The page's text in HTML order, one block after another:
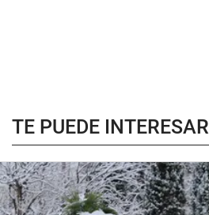
TE PUEDE INTERESAR